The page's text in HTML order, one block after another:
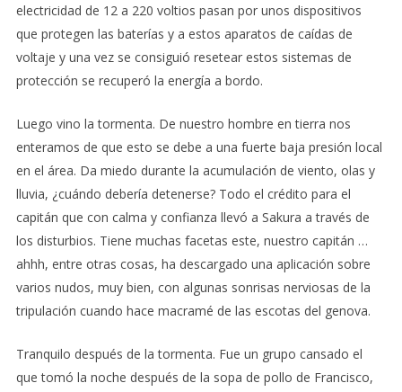
electricidad de 12 a 220 voltios pasan por unos dispositivos
que protegen las baterías y a estos aparatos de caídas de
voltaje y una vez se consiguió resetear estos sistemas de
protección se recuperó la energía a bordo.
Luego vino la tormenta. De nuestro hombre en tierra nos
enteramos de que esto se debe a una fuerte baja presión local
en el área. Da miedo durante la acumulación de viento, olas y
lluvia, ¿cuándo debería detenerse? Todo el crédito para el
capitán que con calma y confianza llevó a Sakura a través de
los disturbios. Tiene muchas facetas este, nuestro capitán …
ahhh, entre otras cosas, ha descargado una aplicación sobre
varios nudos, muy bien, con algunas sonrisas nerviosas de la
tripulación cuando hace macramé de las escotas del genova.
Tranquilo después de la tormenta. Fue un grupo cansado el
que tomó la noche después de la sopa de pollo de Francisco,